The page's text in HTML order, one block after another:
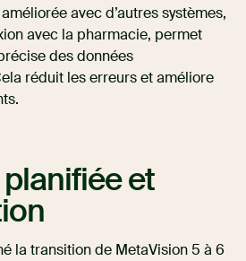
avec d’autres systèmes,
avec la pharmacie, permet
des données
réduit les erreurs et améliore
et
la transition de MetaVision 5 à 6